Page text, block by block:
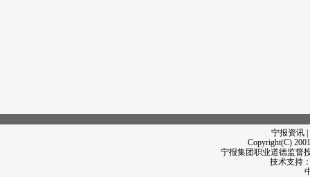
宁报资讯
Copyright(C)
宁报集团职业道德监督
技术支持